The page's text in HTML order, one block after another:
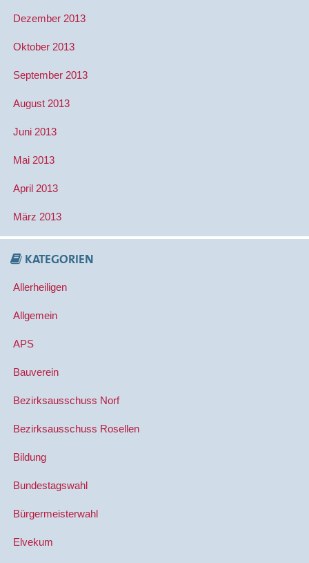
Dezember 2013
Oktober 2013
September 2013
August 2013
Juni 2013
Mai 2013
April 2013
März 2013
KATEGORIEN
Allerheiligen
Allgemein
APS
Bauverein
Bezirksausschuss Norf
Bezirksausschuss Rosellen
Bildung
Bundestagswahl
Bürgermeisterwahl
Elvekum